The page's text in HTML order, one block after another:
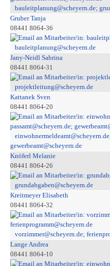
bauleitplanung@scheyern.de;
Gruber Tanja
08441 8064-36
bauleitplanung@scheyern.de
Jany-Neidl Sabrina
08441 8064-31
projektleitung@scheyern.de
Kattanek Sven
08441 8064-20
gewerbeamt@scheyern.de
Knöferl Melanie
08441 8064-26
grundabgaben@scheyern.de
Kreitmeyer Elisabeth
08441 8064-32
vorzimmer@scheyern.de;
Lange Andrea
08441 8064-10